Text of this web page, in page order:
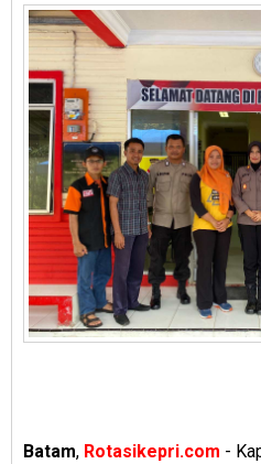
Batam, Rotasikepri.com -